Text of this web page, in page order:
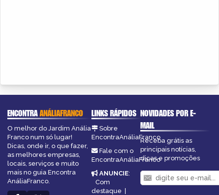
ENCONTRAANÁLIAFRANCO
O melhor do Jardim Anália
Franco num só lugar!
Dicas, onde ir, o que fazer,
as melhores empresas,
locais, serviços e muito
mais no guia Encontra
AnáliaFranco.
LINKS RÁPIDOS
Sobre
EncontraAnáliaFranco
Fale com o
EncontraAnáliaFranco
ANUNCIE:
Com
destaque |
NOVIDADES POR E-
MAIL
Receba grátis as
principais notícias,
dicas e promoções